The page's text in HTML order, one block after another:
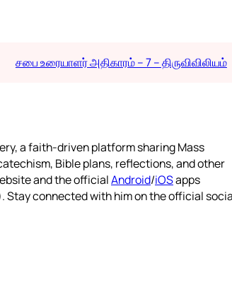
சபை உரையாளர் அதிகாரம் – 7 – திருவிவிலியம்
a faith-driven platform sharing Mass
Bible plans, reflections, and other
and the officialAndroid/iOSapps
Stay connected with him on the official